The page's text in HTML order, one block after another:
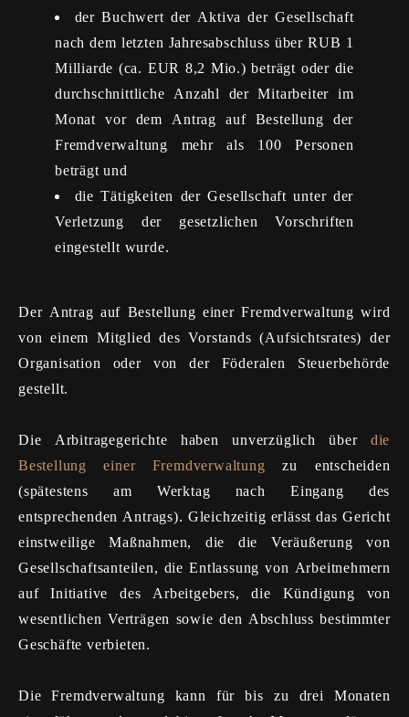
der Buchwert der Aktiva der Gesellschaft
nach dem letzten Jahresabschluss über RUB 1
Milliarde (ca. EUR 8,2 Mio.) beträgt oder die
durchschnittliche Anzahl der Mitarbeiter im
Monat vor dem Antrag auf Bestellung der
Fremdverwaltung mehr als 100 Personen
beträgt und
die Tätigkeiten der Gesellschaft unter der
Verletzung der gesetzlichen Vorschriften
eingestellt wurde.
Der Antrag auf Bestellung einer Fremdverwaltung wird
von einem Mitglied des Vorstands (Aufsichtsrates) der
Organisation oder von der Föderalen Steuerbehörde
gestellt.
Die Arbitragegerichte haben unverzüglich über die
Bestellung einer Fremdverwaltung zu entscheiden
(spätestens am Werktag nach Eingang des
entsprechenden Antrags). Gleichzeitig erlässt das Gericht
einstweilige Maßnahmen, die die Veräußerung von
Gesellschaftsanteilen, die Entlassung von Arbeitnehmern
auf Initiative des Arbeitgebers, die Kündigung von
wesentlichen Verträgen sowie den Abschluss bestimmter
Geschäfte verbieten.
Die Fremdverwaltung kann für bis zu drei Monaten